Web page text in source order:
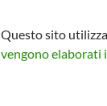
Questo sito
vengono elaborati